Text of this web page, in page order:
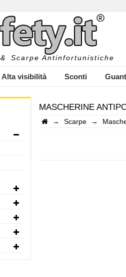
& Scarpe Antinfortunistiche
Alta visibilità Sconti
MASCHERINE
→ Scarpe →